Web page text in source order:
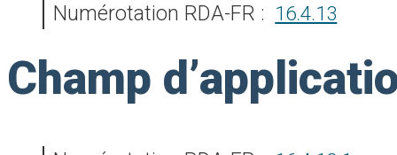
Numérotation RDA-FR : 16.4.13
Champ